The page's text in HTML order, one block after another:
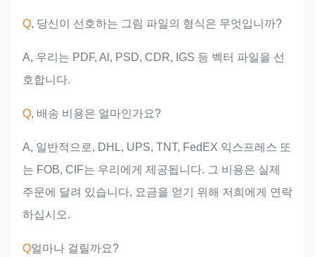
Q, 당신이 선호하는 그림 파일의 형식은 무엇입니까?
A, 우리는 PDF, Al, PSD, CDR, IGS 등 벡터 파일을 선
호합니다.
Q, 배송 비용은 얼마인가요?
A, 일반적으로, DHL, UPS, TNT, FedEX 익스프레스 또
는 FOB, CIF는 우리에게 제공됩니다. 그 비용은 실제
주문에 달려 있습니다, 요금을 얻기 위해 저희에게 연락
하십시오.
Q얼마나 걸릴까요?